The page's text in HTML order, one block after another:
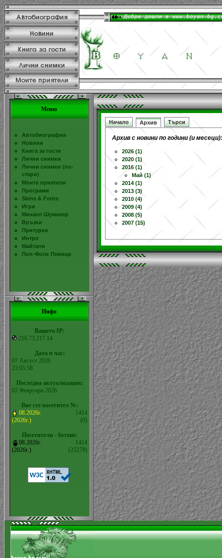
Меню
Автобиография
Новини
Книга за гости
Лични снимки
Лични снимки (по-
стари)
Моите приятели
Програми
Skins & Fonts
Игри
Михаел Шумахер
Връзки
Притурки
Интро
Майтапи
Поп-Фолк Певици
Инфо
Вашето IP:
216.73.217.14
Дата и час:
07 Август 2026
23:05:58
Последна актуализация:
02 Февруари 2026
Вие сте посетител №:
08.2026г.
1414
(2026г.)
(0)
Посетители - ботове:
08.2026г.
1414
(2026г.)
(25278)
Начало Архив Търси
Архив с новини по години (и месеци):
2026 (1)
2020 (1)
2016 (1)
Май (1)
2014 (1)
2013 (3)
2010 (4)
2009 (4)
2008 (5)
2007 (15)